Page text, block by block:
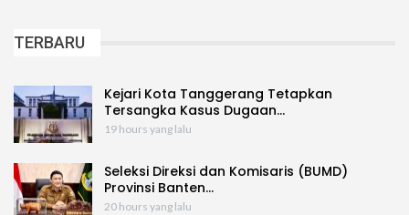
TERBARU
Kejari Kota Tanggerang Tetapkan
Tersangka Kasus Dugaan…
19 hours yang lalu
Seleksi Direksi dan Komisaris (BUMD)
Provinsi Banten…
20 hours yang lalu